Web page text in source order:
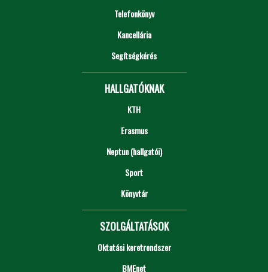
Telefonkönyv
Kancellária
Segítségkérés
HALLGATÓKNAK
KTH
Erasmus
Neptun (hallgatói)
Sport
Könyvtár
SZOLGÁLTATÁSOK
Oktatási keretrendszer
BMEnet